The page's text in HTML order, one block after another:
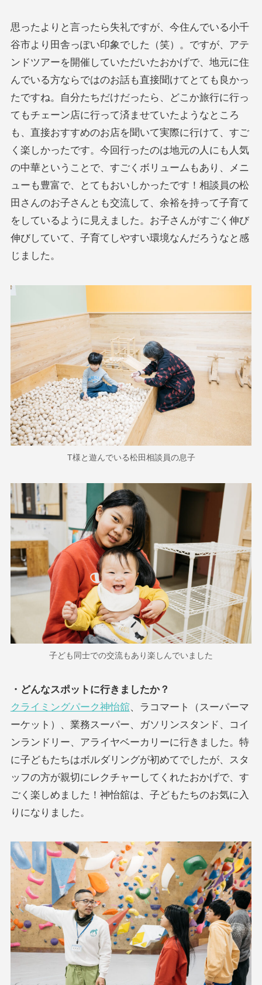
思ったよりと言ったら失礼ですが、今住んでいる小千
谷市より田舎っぽい印象でした（笑）。ですが、アテ
ンドツアーを開催していただいたおかげで、地元に住
んでいる方ならではのお話も直接聞けてとても良かっ
たですね。自分たちだけだったら、どこか旅行に行っ
てもチェーン店に行って済ませていたようなところ
も、直接おすすめのお店を聞いて実際に行けて、すご
く楽しかったです。今回行ったのは地元の人にも人気
の中華ということで、すごくボリュームもあり、メニ
ューも豊富で、とてもおいしかったです！相談員の松
田さんのお子さんとも交流して、余裕を持って子育て
をしているように見えました。お子さんがすごく伸び
伸びしていて、子育てしやすい環境なんだろうなと感
じました。
T様と遊んでいる松田相談員の息子
子ども同士での交流もあり楽しんでいました
・どんなスポットに行きましたか？
クライミングパーク神怡舘、ラコマート（スーパーマ
ーケット）、業務スーパー、ガソリンスタンド、コイ
ンランドリー、アライヤベーカリーに行きました。特
に子どもたちはボルダリングが初めてでしたが、スタ
ッフの方が親切にレクチャーしてくれたおかげで、す
ごく楽しめました！神怡舘は、子どもたちのお気に入
りになりました。